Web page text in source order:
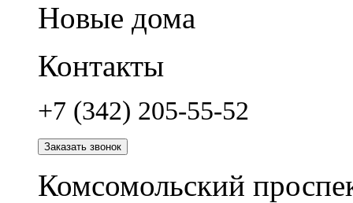
Новые дома
Контакты
+7 (342) 205-55-52
Заказать звонок
Комсомольский